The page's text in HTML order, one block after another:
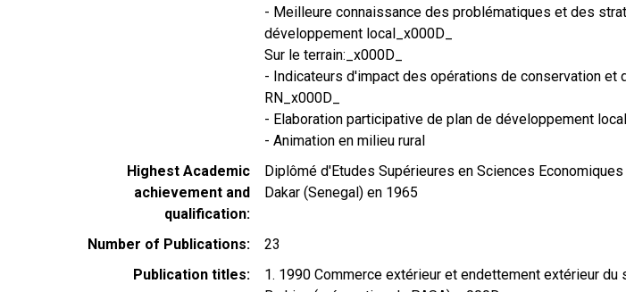
- Meilleure connaissance des problématiques et des
développement local_x000D_
Sur le terrain:_x000D_
- Indicateurs d'impact des opérations de conservation et
RN_x000D_
- Elaboration participative de plan de développement
- Animation en milieu rural
Highest Academic
achievement and
qualification
Diplômé d'Etudes Supérieures en Sciences
Dakar (Senegal) en 1965
Number of Publications
23
Publication titles
1. 1990 Commerce extérieur et endettement extérieur du